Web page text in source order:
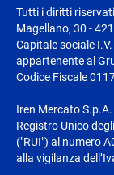
Tutti i diritti
Magellano, 30 -
Capitale sociale
appartenente al
Codice Fiscale
Iren Mercato
Registro Unico
("RUI") al numero
alla vigilanza